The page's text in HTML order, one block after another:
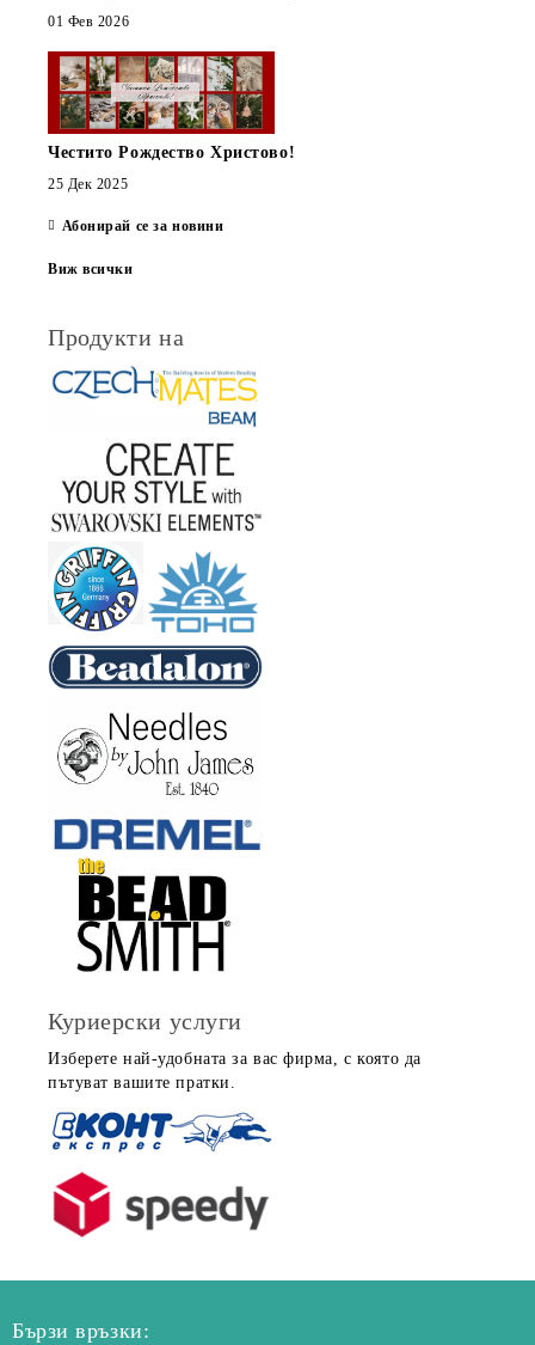
01 Фев 2026
Честито Рождество Христово!
25 Дек 2025
Абонирай се за новини
Виж всички
Продукти на
Куриерски услуги
Изберете най-удобната за вас фирма, с която да
пътуват вашите пратки.
Бързи връзки: